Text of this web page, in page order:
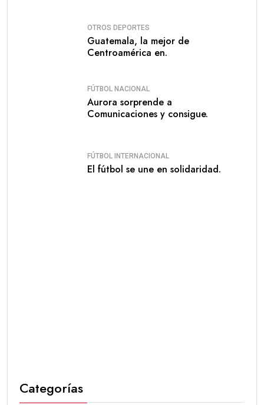
OTROS DEPORTES
Guatemala, la mejor de
Centroamérica en.
FÚTBOL NACIONAL
Aurora sorprende a
Comunicaciones y consigue.
FÚTBOL INTERNACIONAL
El fútbol se une en solidaridad.
Categorías